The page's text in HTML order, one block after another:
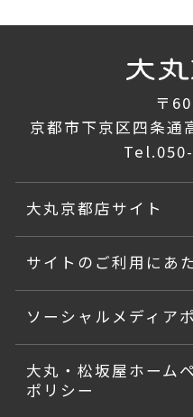
〒
京都市下京区四条通
Tel.
大丸京都店サイト
サイトのご利用にあ
ソーシャルメディア
大丸・松坂屋ホーム
ポリシー